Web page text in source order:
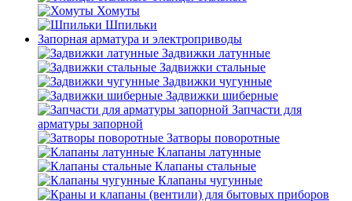
Хомуты
Шпильки
Запорная арматура и электроприводы
Задвижки латунные
Задвижки стальные
Задвижки чугунные
Задвижки шиберные
Запчасти для
арматуры запорной
Затворы поворотные
Клапаны латунные
Клапаны стальные
Клапаны чугунные